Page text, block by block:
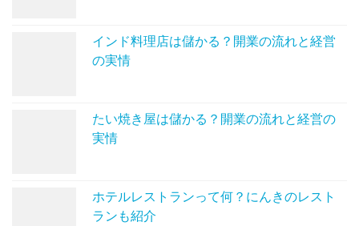
インド料理店は儲かる？開業の流れと経営
の実情
たい焼き屋は儲かる？開業の流れと経営の
実情
ホテルレストランって何？にんきのレスト
ランも紹介